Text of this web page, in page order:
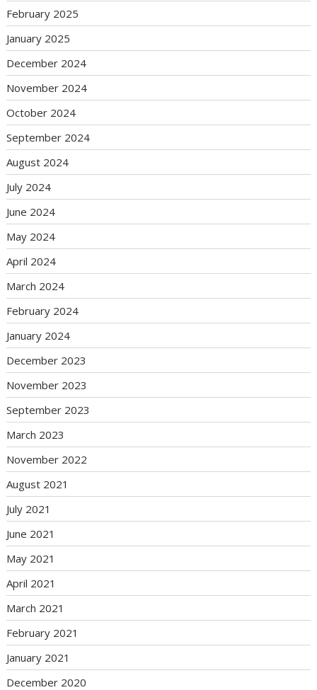
February 2025
January 2025
December 2024
November 2024
October 2024
September 2024
August 2024
July 2024
June 2024
May 2024
April 2024
March 2024
February 2024
January 2024
December 2023
November 2023
September 2023
March 2023
November 2022
August 2021
July 2021
June 2021
May 2021
April 2021
March 2021
February 2021
January 2021
December 2020